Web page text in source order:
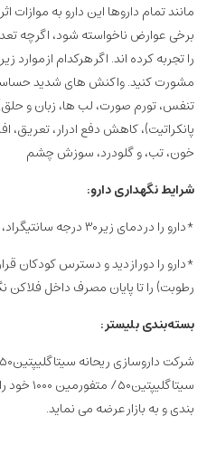
مانند تمام داروها این دارو به
برخی عوارض ناخواسته شود، اگرچه
را تجربه کرده اند. اگر هرکدام از موارد
مشورت کنید. واکنش های شدید
تنفس، تورم صورت، لب ها، زبان و
پانکراتیت)، کاهش دفع ادرار،
خون، تب، و گلودرد، سوزش چشم
شرایط نگهداری دارو:
*دارو را در دمای زیر۳۰ درجه سانتیگراد، دور از نور و رطوبت نگهداری نمایید.
*دارو را دور از دید و دسترس کودکان
رطوبت) را تا پایان مصرف داخل فلاكن
بسته‌بندی بلیستر:
بندی و به بازار عرضه می نماید.